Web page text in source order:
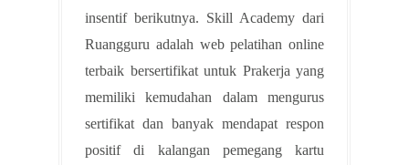
insentif berikutnya. Skill Academy dari
Ruangguru adalah web pelatihan online
terbaik bersertifikat untuk Prakerja yang
memiliki kemudahan dalam mengurus
sertifikat dan banyak mendapat respon
positif di kalangan pemegang kartu